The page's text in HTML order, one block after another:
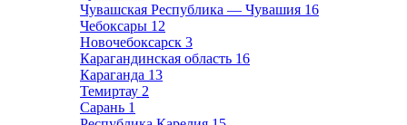
Чувашская Республика — Чувашия 16
Чебоксары 12
Новочебоксарск 3
Карагандинская область 16
Караганда 13
Темиртау 2
Сарань 1